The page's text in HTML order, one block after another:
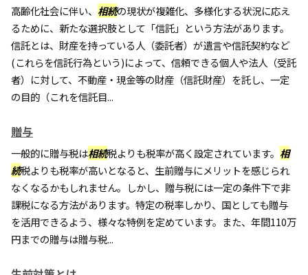
高齢化社会に伴い、 相続の現状が複雑化、多様化する状況に応え
るために、新たな選択肢として「信託」という方法があります。
信託とは、財産を持っている人（委託者）が遺言や信託契約など
(これらを信託行為という)によって、信頼できる個人や法人（受託
者）に対して、不動産・現金等の財産（信託財産）を託し、一定
の目的（これを信託目...
贈与
一般的に贈与税は相続税よりも税率が高く設定されています。 相
続税よりも税率が高いとなると、生前贈与にメリットを感じられ
なくなるかもしれません。しかし、贈与税には一定の条件下で非
課税になる方法があります。特定の税率しかり、国としても贈与
を活用できるよう、様々な特例を定めています。また、年間110万
円までの贈与は贈与税...